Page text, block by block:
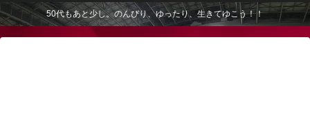
50代もあと少し。のんびり、ゆったり、生きてゆこう！！